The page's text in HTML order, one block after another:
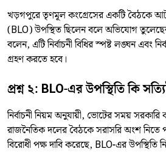
খড়গপুরে তৃণমূল কংগ্রেসের একটি বৈঠকে
(BLO) উপস্থিত ছিলেন বলে অভিযোগ
বলেন, এটি নির্বাচনী বিধির স্পষ্ট লঙ্ঘন এবং
গ্রহণ করতে হবে।
প্রশ্ন ২: BLO-এর উপস্থিতি কি
নির্বাচনী নিয়ম অনুযায়ী, ভোটের সময় সরকারি
রাজনৈতিক দলের বৈঠকে সরাসরি অংশ নিতে
বিরোধী পক্ষ দাবি করেছে, BLO-এর উপস্থিতি